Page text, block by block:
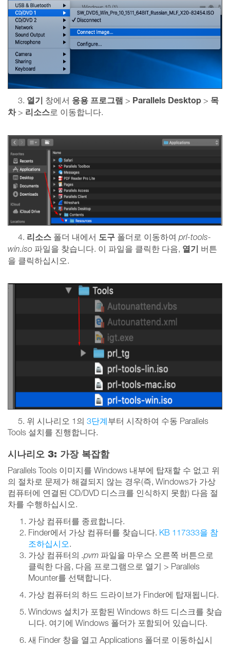
3. 열기 창에서 응용 프로그램 > Parallels Desktop > 목
차> 리소스로 이동합니다.
4. 리소스 폴더 내에서 도구 폴더로 이동하여 prl-tools-
win.iso 파일을 찾습니다. 이 파일을 클릭한 다음, 열기 버튼
을 클릭하십시오.
5. 위 시나리오 1의 3단계부터 시작하여 수동 Parallels
Tools 설치를 진행합니다.
시나리오 3: 가장 복잡함
Parallels Tools 이미지를 Windows 내부에 탑재할 수 없고 위
의 절차로 문제가 해결되지 않는 경우(즉, Windows가 가상
컴퓨터에 연결된 CD/DVD 디스크를 인식하지 못함) 다음 절
차를 수행하십시오.
가상 컴퓨터를 종료합니다.
Finder에서 가상 컴퓨터를 찾습니다. KB 117333을 참
조하십시오
가상 컴퓨터의 .pvm 파일을 마우스 오른쪽 버튼으로
클릭한 다음, 다음 프로그램으로 열기 > Parallels
Mounter를 선택합니다.
가상 컴퓨터의 하드 드라이브가 Finder에 탑재됩니다.
Windows 설치가 포함된 Windows 하드 디스크를 찾습
니다. 여기에 Windows 폴더가 포함되어 있습니다.
새 Finder 창을 열고 Applications 폴더로 이동하십시